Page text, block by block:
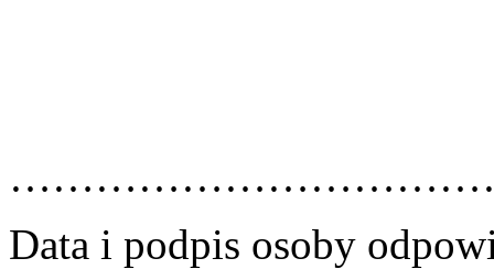
Data i podpis osoby